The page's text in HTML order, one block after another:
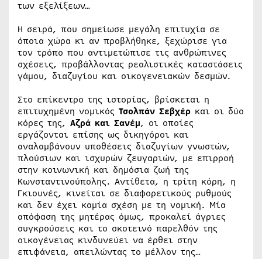
των εξελίξεων…
Η σειρά, που σημείωσε μεγάλη επιτυχία σε
όποια χώρα κι αν προβλήθηκε, ξεχώρισε για
τον τρόπο που αντιμετώπισε τις ανθρώπινες
σχέσεις, προβάλλοντας ρεαλιστικές καταστάσεις
γάμου, διαζυγίου και οικογενειακών δεσμών.
Στο επίκεντρο της ιστορίας, βρίσκεται η
επιτυχημένη νομικός Τσολπάν Σεβχέρ και οι δύο
κόρες της, Αζρά και Σανέμ, οι οποίες
εργάζονται επίσης ως δικηγόροι και
αναλαμβάνουν υποθέσεις διαζυγίων γνωστών,
πλούσιων και ισχυρών ζευγαριών, με επιρροή
στην κοινωνική και δημόσια ζωή της
Κωνσταντινούπολης. Αντίθετα, η τρίτη κόρη, η
Γκιουνές, κινείται σε διαφορετικούς ρυθμούς
και δεν έχει καμία σχέση με τη νομική. Μία
απόφαση της μητέρας όμως, προκαλεί άγριες
συγκρούσεις και το σκοτεινό παρελθόν της
οικογένειας κινδυνεύει να έρθει στην
επιφάνεια, απειλώντας το μέλλον της…